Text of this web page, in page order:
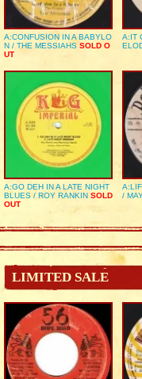
A:CONFUSION IN A BABYLO
N / THE MESSIAHS SOLD O
UT
A:IT
A:GO DEH IN A LATE NIGHT
BLUES / ROY RANKIN SOLD
OUT
/
LIMITED SALE